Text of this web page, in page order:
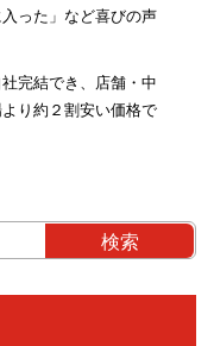
った」など喜びの声
完結でき、店舗・中
り約２割安い価格で